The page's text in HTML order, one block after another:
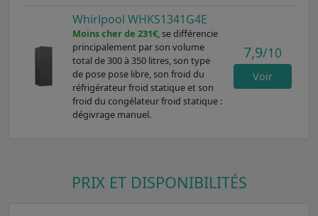
Whirlpool WHKS1341G4E
Moins cher de 231€, se différencie
principalement par son volume
total de 300 à 350 litres, son type
de pose pose libre, son froid du
réfrigérateur froid statique et son
froid du congélateur froid statique :
dégivrage manuel.
7,9/10
Voir
PRIX ET DISPONIBILITÉS